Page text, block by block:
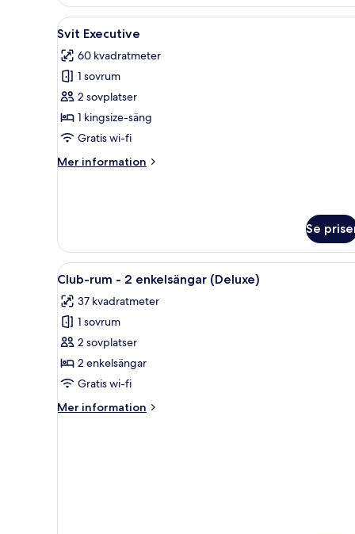
1
säng
Öppna
alla
foton
för
Svit
Executive
Svit Executive | Minibar,
8
Svit Executive
60 kvadratmeter
1 sovrum
2 sovplatser
1 kingsize-säng
Gratis wi-fi
Mer information
Mer
Se
Öppna
alla
foton
för
Club-
rum
-
enkelsängar
Ett hotellrum med en stor
4
Club-rum - 2 enkelsängar (Deluxe)
37 kvadratmeter
1 sovrum
2 sovplatser
2 enkelsängar
Gratis wi-fi
Mer information
Mer